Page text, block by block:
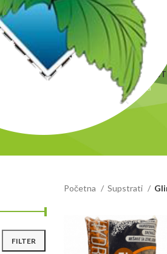
BLACK FRIDAY ĐUBRIVA &
414 Proizvoda
FILTER
Početna Supstrati